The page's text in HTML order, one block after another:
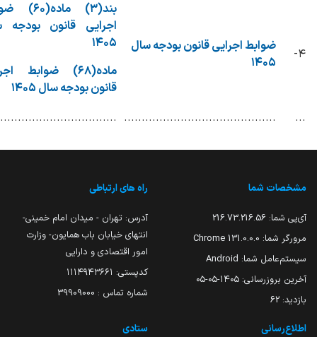
۴-
ضوابط اجرایی قانون بودجه سال
۱۴۰۵
بند(٣)
اجرایی قانون بودجه
۱۴۰۵
ماده(۶۸) ضوابط
قانون بودجه سال ۱۴۰۵
...
...........................................
مشخصات شما
آی‌پی شما: 216.73.216.56
مرورگر شما: 131.0.0.0 Chrome
سیستم‌عامل شما: Android
آخرین بروزرسانی: ۱۴۰۵-۰۵-۰۵
بازدید: 62
راه های ارتباطی
آدرس: تهران - میدان امام خمینی-
انتهای خیابان باب همایون- وزارت
امور اقتصادی و دارایی
کدپستی: ۱۱۱۴۹۴۳۶۶۱
شماره تماس : 39909000
اطلاع‌رسانی ستادی